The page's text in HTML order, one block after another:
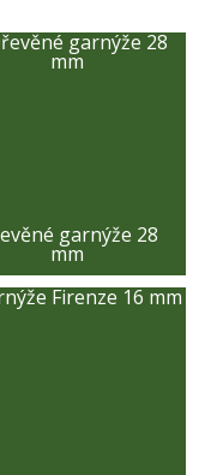
garnýže 28
mm